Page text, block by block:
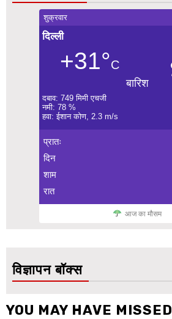
शुक्रवार
दिल्ली
+31°C
बारिश
दबाव: 749 मिमी एचजी
नमी: 78 %
हवा: ईशान कोण, 2.3 m/s
प्रातः
दिन
शाम
रात
आज का मौसम
विज्ञापन बॉक्स
YOU MAY HAVE MISSED